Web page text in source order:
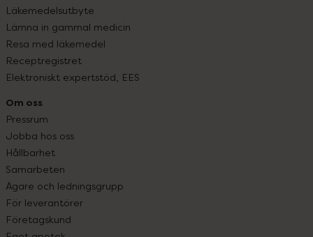
Läkemedelsutbyte
Lämna in gammal medicin
Resa med läkemedel
Receptregistret
Elektroniskt expertstöd, EES
Om oss
Pressrum
Jobba hos oss
Hållbarhet
Samarbeten
Ägare och ledningsgrupp
För leverantörer
Företagskund